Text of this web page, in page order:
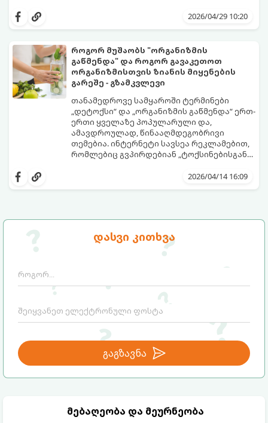
დასვი კითხვა
გაგზავნა
მებაღეობა და მეურნეობა
2026/04/29 10:20
როგორ მუშაობს "ორგანიზმის
გაწმენდა" და როგორ გავაკეთოთ
ორგანიზმისთვის ზიანის მიყენების
გარეშე - გზამკვლევი
თანამედროვე სამყაროში ტერმინები
„დეტოქსი“ და „ორგანიზმის გაწმენდა“ ერთ-
ერთი ყველაზე პოპულარული და,
ამავდროულად, წინააღმდეგობრივი
თემებია. ინტერნეტი სავსეა რეკლამებით,
რომლებიც გვპირდებიან „ტოქსინებისგან
წვენების ან მკაცრი დიეტების მეშვეობით.
მათი ეფექტი და რას ფიქრობს ამაზე
2026/04/14 16:09